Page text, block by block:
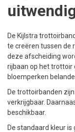
De Kijlstra
te creëren tussen de
deze afscheiding
rijbaan op het trottoir
bloemperken
De trottoirbanden
verkrijgbaar.
beschikbaar.
De standaard kleur